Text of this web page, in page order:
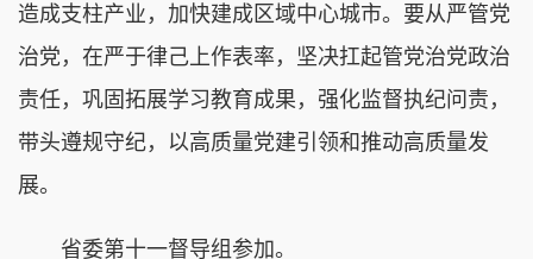
造成支柱产业，加快建成区域中心城市。要从严管党
治党，在严于律己上作表率，坚决扛起管党治党政治
责任，巩固拓展学习教育成果，强化监督执纪问责，
带头遵规守纪，以高质量党建引领和推动高质量发
展。
省委第十一督导组参加。